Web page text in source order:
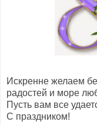
Искренне желаем
радостей и море
Пусть вам все
С праздником!